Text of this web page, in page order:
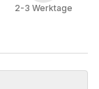
2-3 Werktage